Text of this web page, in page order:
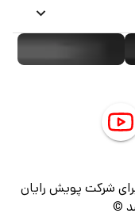
شرکت پویش رایان
©